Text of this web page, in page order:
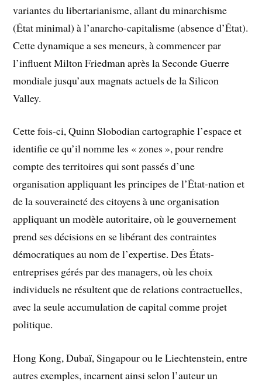
variantes du libertarianisme, allant du minarchisme
(État minimal) à l’anarcho-capitalisme (absence d’État).
Cette dynamique a ses meneurs, à commencer par
l’influent Milton Friedman après la Seconde Guerre
mondiale jusqu’aux magnats actuels de la Silicon
Valley.
Cette fois-ci, Quinn Slobodian cartographie l’espace et
identifie ce qu’il nomme les « zones », pour rendre
compte des territoires qui sont passés d’une
organisation appliquant les principes de l’État-nation et
de la souveraineté des citoyens à une organisation
appliquant un modèle autoritaire, où le gouvernement
prend ses décisions en se libérant des contraintes
démocratiques au nom de l’expertise. Des États-
entreprises gérés par des managers, où les choix
individuels ne résultent que de relations contractuelles,
avec la seule accumulation de capital comme projet
politique.
Hong Kong, Dubaï, Singapour ou le Liechtenstein, entre
autres exemples, incarnent ainsi selon l’auteur un